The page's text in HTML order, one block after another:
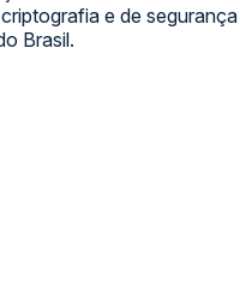
e de segurança
Brasil.